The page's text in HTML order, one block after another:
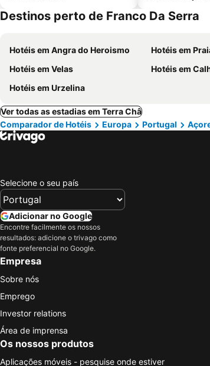
Destinos perto de Franco Da Serra
Hotéis em Angra do Heroismo Hotéis em
Hotéis em Velas
Hotéis em
Hotéis em Urzelina
Ver todas as estadias em Terra Châ
Comparador de Hotéis
Europa Portugal
Selecione o seu país
Adicionar no Google
Encontre facilmente os nossos
resultados: adicione o trivago como
fonte preferencial no Google.
Empresa
Sobre nós
Emprego
Investor relations
Área de imprensa
Os nossos produtos
Aplicações móveis - pesquise onde estiver